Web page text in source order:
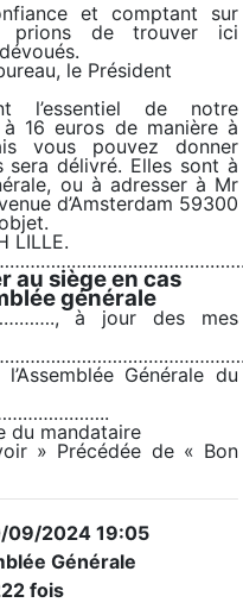
et comptant sur
prions de trouver ici
le Président
l’essentiel de notre
16 euros de manière à
vous pouvez donner
délivré. Elles sont à
ou à adresser à Mr
d’Amsterdam 59300
LILLE.
au siège en cas
générale
à jour des mes
Générale du
du mandataire
» Précédée de « Bon
09/2024 19:05
Générale
fois